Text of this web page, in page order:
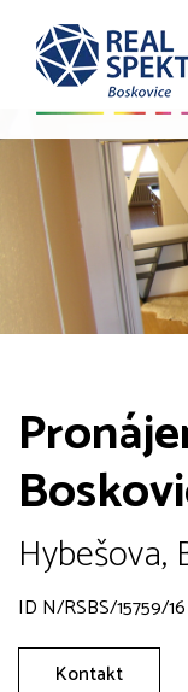
Hybešova,
ID N/RSBS/15759/16
Kontakt